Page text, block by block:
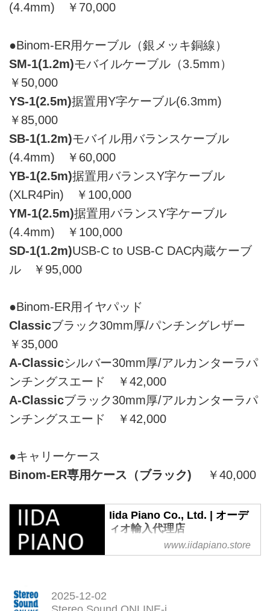
(4.4mm) ￥70,000
●Binom-ER用ケーブル（銀メッキ銅線）
SM-1(1.2m)モバイルケーブル（3.5mm）
￥50,000
YS-1(2.5m)据置用Y字ケーブル(6.3mm)
￥85,000
SB-1(1.2m)モバイル用バランスケーブル
(4.4mm) ￥60,000
YB-1(2.5m)据置用バランスY字ケーブル
(XLR4Pin) ￥100,000
YM-1(2.5m)据置用バランスY字ケーブル
(4.4mm) ￥100,000
SD-1(1.2m)USB-C to USB-C DAC内蔵ケーブ
ル ￥95,000
●Binom-ER用イヤパッド
Classicブラック30mm厚/パンチングレザー
￥35,000
A-Classicシルバー30mm厚/アルカンターラパ
ンチングスエード ￥42,000
A-Classicブラック30mm厚/アルカンターラパ
ンチングスエード ￥42,000
●キャリーケース
Binom-ER専用ケース（ブラック)
￥40,000
Iida Piano Co., Ltd. | オーデ
ィオ輸入代理店
Iida Piano Co., Ltd.は、趣味に没
入代理店です。
www.iidapiano.store
2025-12-02